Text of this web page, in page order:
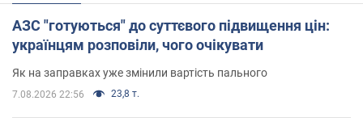
АЗС "готуються" до суттєвого підвищення цін:
українцям розповіли, чого очікувати
Як на заправках уже змінили вартість пального
7.08.2026 22:56 23,8 т.